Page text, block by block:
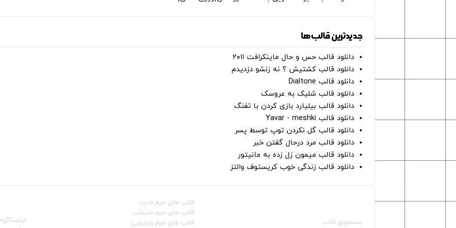
جدیدترین قالب‌ها
دانلود قالب حس و حال ماینکرافت ۲۰۱۱
دانلود قالب کشتیش ؟ نه زنشو دزدیدم
دانلود قالب Dialtone
دانلود قالب شلیک به عروسک
دانلود قالب بیلیارد بازی کردن با تفنگ
دانلود قالب Yavar - meshki
دانلود قالب گل نکردن توپ توسط پسر
دانلود قالب مرد درحال گفتن خبر
دانلود قالب میمون زل زده به مانیتور
دانلود قالب زندگی خوب کریستوف والتز
جستجوی قالب
قالب‌ های میم جدید
قالب‌ های میم منتخب
قالب‌ های میم ویدیویی